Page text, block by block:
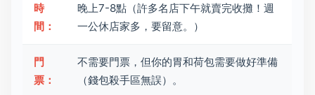
時
間：
晚上7-8點（許多名店下午就賣完收攤！週
一公休店家多，要留意。）
門
票：
不需要門票，但你的胃和荷包需要做好準備
（錢包殺手區無誤）。